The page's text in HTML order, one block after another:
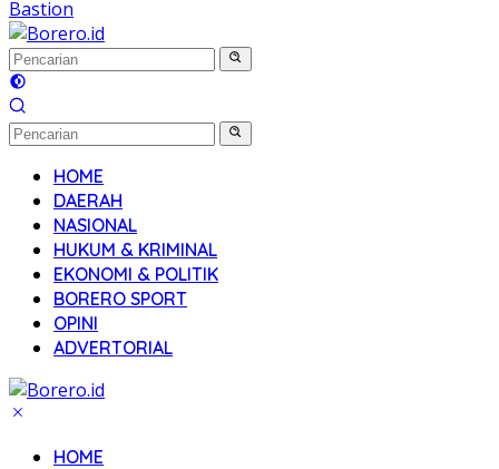
Bastion
HOME
DAERAH
NASIONAL
HUKUM & KRIMINAL
EKONOMI & POLITIK
BORERO SPORT
OPINI
ADVERTORIAL
HOME